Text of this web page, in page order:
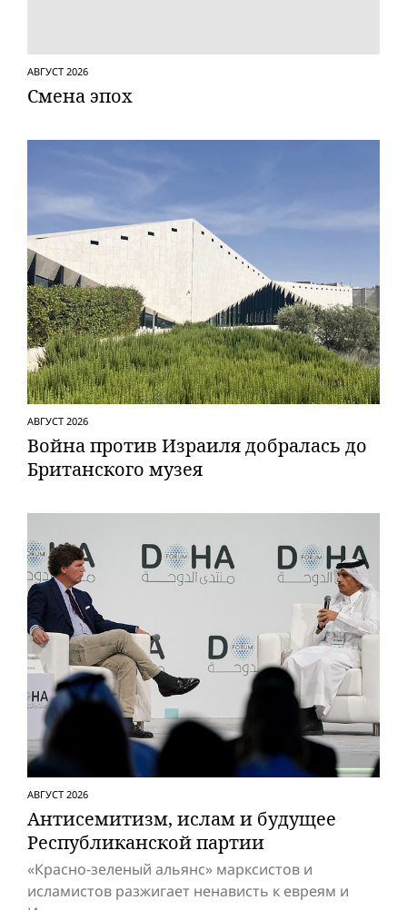
АВГУСТ 2026
Смена эпох
АВГУСТ 2026
Вой­на против Израиля добралась до
Британского музея
АВГУСТ 2026
Антисемитизм, ислам и будущее
Респуб­ликанской партии
«Красно-зеленый альянс» марксистов и
исламистов разжигает ненависть к евреям и